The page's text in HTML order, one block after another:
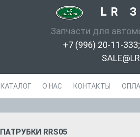
- LR
Запчасти для
+7 (996) 20-11-
КАТАЛОГ О НАС КОНТАКТЫ
ПАТРУБКИ RRS05